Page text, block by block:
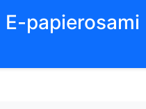
E-papierosami